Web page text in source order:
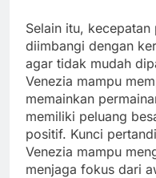
Selain itu,
diimbangi dengan
agar tidak mudah
Venezia mampu
memainkan
memiliki peluang
positif. Kunci
Venezia mampu
menjaga fokus dari